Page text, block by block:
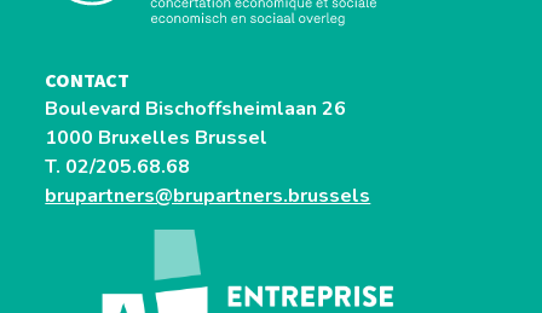
CONTACT
Boulevard Bischoffsheimlaan 26
1000 Bruxelles Brussel
T. 02/205.68.68
brupartners@brupartners.brussels